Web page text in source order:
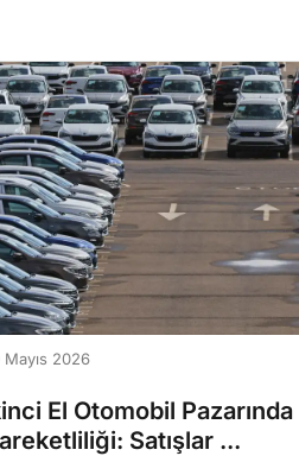
Mayıs 2026
El Otomobil
Satışlar ...